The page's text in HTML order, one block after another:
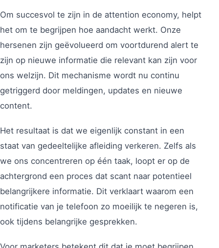
Om succesvol te zijn in de attention economy, helpt
het om te begrijpen hoe aandacht werkt. Onze
hersenen zijn geëvolueerd om voortdurend alert te
zijn op nieuwe informatie die relevant kan zijn voor
ons welzijn. Dit mechanisme wordt nu continu
getriggerd door meldingen, updates en nieuwe
content.
Het resultaat is dat we eigenlijk constant in een
staat van gedeeltelijke afleiding verkeren. Zelfs als
we ons concentreren op één taak, loopt er op de
achtergrond een proces dat scant naar potentieel
belangrijkere informatie. Dit verklaart waarom een
notificatie van je telefoon zo moeilijk te negeren is,
ook tijdens belangrijke gesprekken.